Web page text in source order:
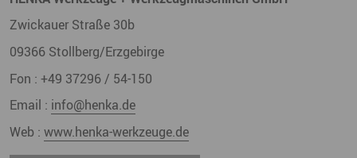
Zwickauer Straße 30b
09366 Stollberg/Erzgebirge
Fon : +49 37296 / 54-150
Email : info@henka.de
Web : www.henka-werkzeuge.de